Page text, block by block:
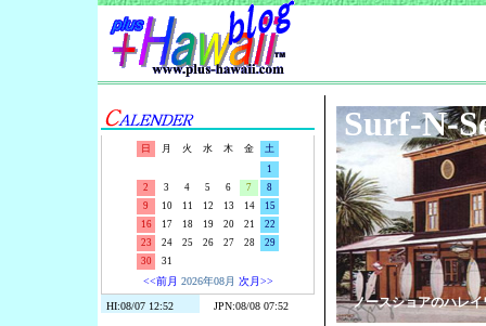
日 月 火 水 木 金
土
1
2
3 4 5 6 7
8
9
10 11 12 13 14
15
16
17 18 19 20 21
22
23
24 25 26 27 28
29
30
31
<<前月 2026年08月 次月>>
Surf-N-
ノースショアのハレ